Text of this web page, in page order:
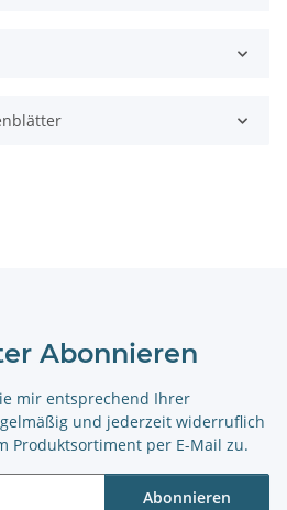
Abonnieren
mir entsprechend Ihrer
und jederzeit widerruflich
Produktsortiment per E-Mail zu.
Abonnieren